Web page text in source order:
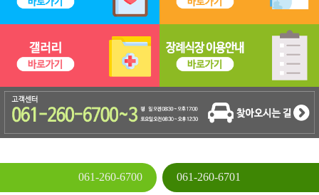
061-260-6700 061-260-6701